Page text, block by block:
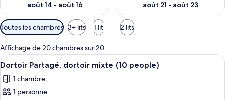
août 14 - août 16
août 21 - août 23
Filtres
disponibles
pour
les
chambres
Toutes les chambres 3+ lits 1 lit 2 lits
Affichage de 20 chambres sur 20
Afficher
toutes
les
photos
Une chambre avec un lit
4
Dortoir Partagé, dortoir mixte (10 people)
1 chambre
1 personne